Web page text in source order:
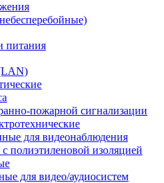
питания
пожарной сигнализации
для видеонаблюдения
полиэтиленовой изоляцией
для видео/аудиосистем